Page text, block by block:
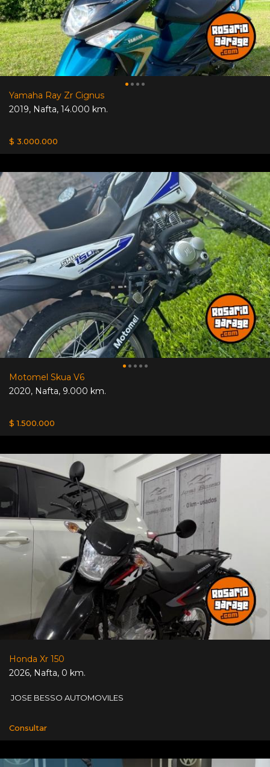
Yamaha Ray Zr Cignus
2019, Nafta, 14.000 km.
$ 3.000.000
Motomel Skua V6
2020, Nafta, 9.000 km.
$ 1.500.000
Honda Xr 150
2026, Nafta, 0 km.
JOSE BESSO AUTOMOVILES
Consultar